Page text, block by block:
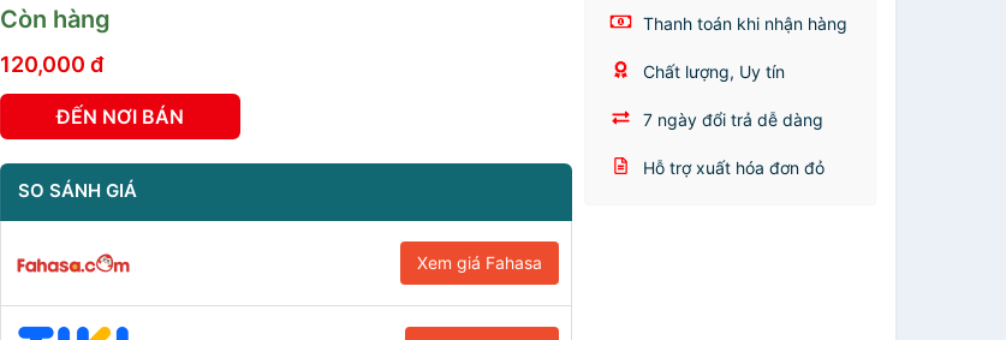
Còn hàng
120,000 đ
ĐẾN NƠI BÁN
SO SÁNH GIÁ
Xem giá Fahasa
Thanh toán khi nhận hàng
Chất lượng, Uy tín
7 ngày đổi trả dễ dàng
Hỗ trợ xuất hóa đơn đỏ